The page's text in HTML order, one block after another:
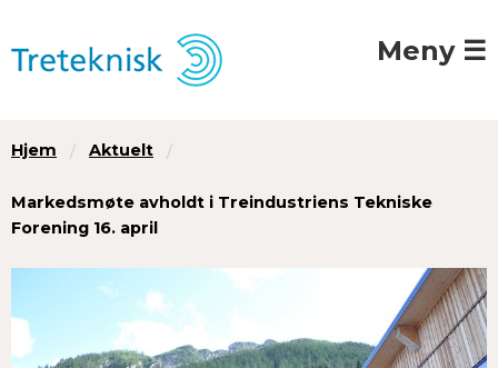
Meny ☰
Hjem Aktuelt
Markedsmøte avholdt i Treindustriens Tekniske
Forening 16. april